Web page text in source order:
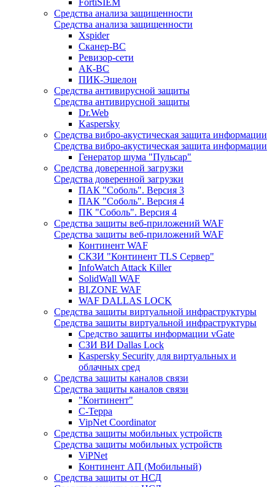
FortiSIEM
Средства анализа защищенности
Средства анализа защищенности
Xspider
Сканер-ВС
Ревизор-сети
АК-ВС
ПИК-Эшелон
Средства антивирусной защиты
Средства антивирусной защиты
Dr.Web
Kaspersky
Средства вибро-акустическая защита информации
Средства вибро-акустическая защита информации
Генератор шума "Пульсар"
Средства доверенной загрузки
Средства доверенной загрузки
ПАК "Соболь". Версия 3
ПАК "Соболь". Версия 4
ПК "Соболь". Версия 4
Средства защиты веб-приложений WAF
Средства защиты веб-приложений WAF
Континент WAF
СКЗИ "Континент TLS Сервер"
InfoWatch Attack Killer
SolidWall WAF
BI.ZONE WAF
WAF DALLAS LOCK
Средства защиты виртуальной инфраструктуры
Средства защиты виртуальной инфраструктуры
Средство защиты информации vGate
СЗИ ВИ Dallas Lock
Kaspersky Security для виртуальных и
облачных сред
Средства защиты каналов связи
Средства защиты каналов связи
"Континент"
С-Терра
VipNet Coordinator
Средства защиты мобильных устройств
Средства защиты мобильных устройств
ViPNet
Континент АП (Мобильный)
Средства защиты от НСД